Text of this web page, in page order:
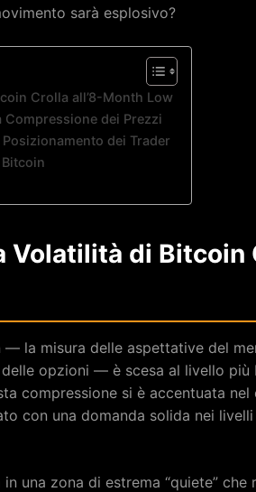
sarà esplosivo?
Crolla all’8-Month Low
Compressione dei Prezzi
dei Trader
Volatilità di Bitcoin
— la misura delle aspettative del
opzioni — è scesa al livello più
compressione si è accentuata
con una domanda solida nei
una zona di estrema “quiete” che